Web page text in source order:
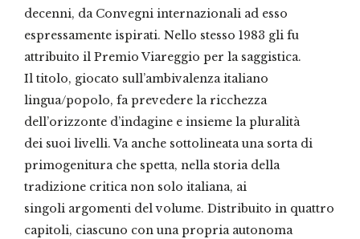
decenni, da Convegni internazionali ad esso
espressamente ispirati. Nello stesso 1983 gli fu
attribuito il Premio Viareggio per la saggistica.
Il titolo, giocato sull’ambivalenza italiano
lingua/popolo, fa prevedere la ricchezza
dell’orizzonte d’indagine e insieme la pluralità
dei suoi livelli. Va anche sottolineata una sorta di
primogenitura che spetta, nella storia della
tradizione critica non solo italiana, ai
singoli argomenti del volume. Distribuito in quattro
capitoli, ciascuno con una propria autonoma